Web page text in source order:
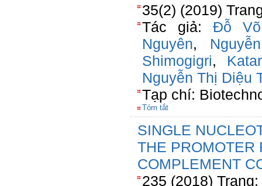
35(2) (2019)
Tác giả: Đỗ
Nguyên,
Shimogigri,
Nguyễn Thị Diệu
Tạp chí:
Tóm tắt
SINGLE
THE PROMOTER
COMPLEMENT
235 (2018) Trang: